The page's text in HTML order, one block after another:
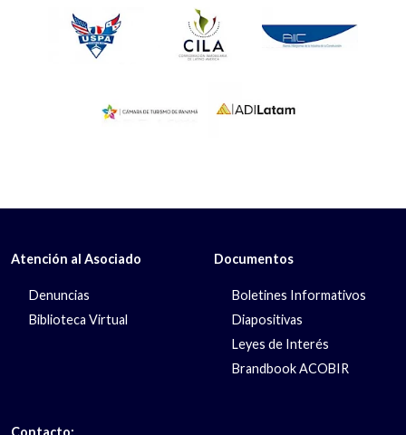
Atención al Asociado
Denuncias
Biblioteca Virtual
Documentos
Boletines Informativos
Diapositivas
Leyes de Interés
Brandbook ACOBIR
Contacto: